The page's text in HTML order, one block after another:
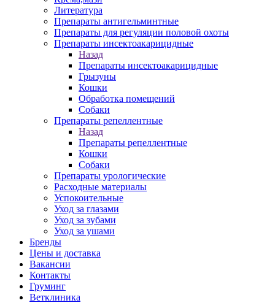
Литература
Препараты антигельминтные
Препараты для регуляции половой охоты
Препараты инсектоакарицидные
Назад
Препараты инсектоакарицидные
Грызуны
Кошки
Обработка помещений
Собаки
Препараты репеллентные
Назад
Препараты репеллентные
Кошки
Собаки
Препараты урологические
Расходные материалы
Успокоительные
Уход за глазами
Уход за зубами
Уход за ушами
Бренды
Цены и доставка
Вакансии
Контакты
Груминг
Ветклиника